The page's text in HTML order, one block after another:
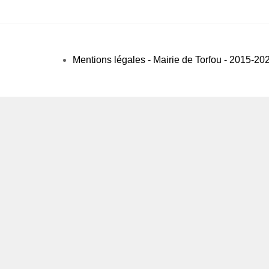
Mentions légales - Mairie de Torfou - 2015-